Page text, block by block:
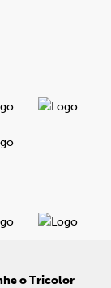
o Tricolor